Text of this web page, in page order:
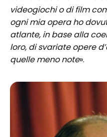
videogiochi o di film
ogni mia opera ho
atlante, in base alla
loro, di svariate opere
quelle meno note».